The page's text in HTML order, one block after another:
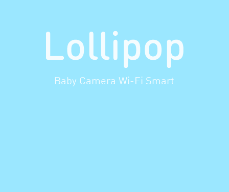
Baby Camera Wi-Fi Smart